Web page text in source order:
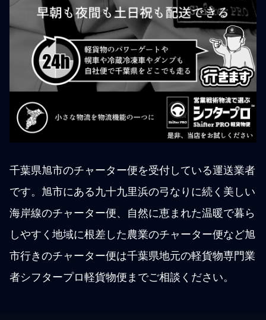
千葉県旭市のチャーター便を受付している運送業者
です。旭市にある九十九里浜の弓なりに続く美しい
海岸線のチャーター便、自然に恵まれた温暖で暮ら
しやすく地域に根差した農業のチャーター便など旭
市行きのチャーター便は千葉県地元の軽貨物専門業
者シフタープロ軽貨物便までご相談ください。